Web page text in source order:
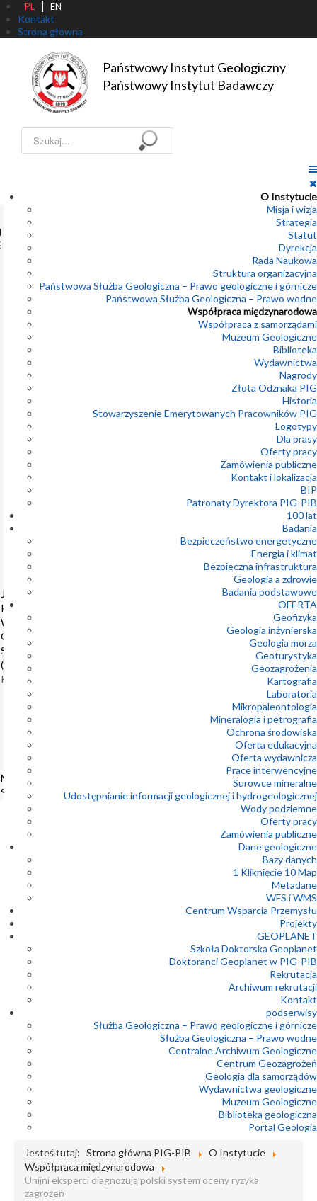
PL EN
Kontakt
Strona główna
Państwowy Instytut Geologiczny
Państwowy Instytut Badawczy
Szukaj...
O Instytucie
Misja i wizja
Strategia
Statut
Dyrekcja
Rada Naukowa
Struktura organizacyjna
Państwowa Służba Geologiczna – Prawo geologiczne i górnicze
Państwowa Służba Geologiczna – Prawo wodne
Współpraca międzynarodowa
Współpraca z samorządami
Muzeum Geologiczne
Biblioteka
Wydawnictwa
Nagrody
Złota Odznaka PIG
Historia
Stowarzyszenie Emerytowanych Pracowników PIG
Logotypy
Dla prasy
Oferty pracy
Zamówienia publiczne
Kontakt i lokalizacja
BIP
Patronaty Dyrektora PIG-PIB
100 lat
Badania
Bezpieczeństwo energetyczne
Energia i klimat
Bezpieczna infrastruktura
Geologia a zdrowie
Badania podstawowe
OFERTA
Geofizyka
Geologia inżynierska
Geologia morza
Geoturystyka
Geozagrożenia
Kartografia
Laboratoria
Mikropaleontologia
Mineralogia i petrografia
Ochrona środowiska
Oferta edukacyjna
Oferta wydawnicza
Prace interwencyjne
Surowce mineralne
Udostępnianie informacji geologicznej i hydrogeologicznej
Wody podziemne
Oferty pracy
Zamówienia publiczne
Dane geologiczne
Bazy danych
1 Kliknięcie 10 Map
Metadane
WFS i WMS
Centrum Wsparcia Przemysłu
Projekty
GEOPLANET
Szkoła Doktorska Geoplanet
Doktoranci Geoplanet w PIG-PIB
Rekrutacja
Archiwum rekrutacji
Kontakt
podserwisy
Służba Geologiczna – Prawo geologiczne i górnicze
Służba Geologiczna – Prawo wodne
Centralne Archiwum Geologiczne
Centrum Geozagrożeń
Geologia dla samorządów
Wydawnictwa geologiczne
Muzeum Geologiczne
Biblioteka geologiczna
Portal Geologia
Geolodzy PIG-
PIB z wizytą na
głębokim
wierceniu
poszukiwawczym
za złożami rud
miedzi
07-08-2026
Sytuacja
hydrogeologiczna
i hydrologiczna w
rejonie olkuskim –
Raport PIG-PIB
07-08-2026
82. rocznica
wybuchu
Powstania
Warszawskiego
Prognoza
hydrogeologiczna
PSG 7/2026
Komunikat o
awarii telefonii
stacjonarnej
31-07-2026
Ostrzeżenie
hydrogeologiczne
PSG nr 7/2026
30-07-2026
Wystawa
„Powstańcy
Warszawscy –
geografowie,
geolodzy,
odkrywcy”
30-07-2026
Zapraszamy do
Muzeum
Geologicznego
PIG-PIB na VI
Jesienny Festiwal
Dziecięcej Książki
Geologicznej
29-07-2026
PIG-PIB na 8.
Międzynarodowym
Kongresie Water,
Waste and Energy
Management
(WWEM-26)
28-07-2026
Trzęsienie ziemi w
regionie wyspy
28-07-2026
Dyrektor PIG-PIB
16
listopad
2026
Jubileuszowa
Konferencja
Współczesna
Geologia
Samorządowa
(5.WGS)
Konferencje
15
październik
2026
Mineralogical
Society of Poland
Rhyolite – Rock of
the Year 2026
Konferencje
13
październik
2026
przeszłości
geologicznej”
Konferencje
07
październik
2026
Perspektywy
Rozwoju Geotermii
w Polsce”
Konferencje
29
wrzesień
2026
otwory
wiertnicze
źródłem
wiedzy
AKTUALNOŚCI
KALENDARIUM
Jesteś tutaj: Strona główna PIG-PIB
O Instytucie
Współpraca międzynarodowa
Unijni eksperci diagnozują polski system oceny ryzyka
zagrożeń